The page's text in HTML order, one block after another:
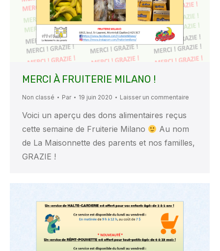
MERCI À FRUITERIE MILANO !
Non classé Par 19 juin 2020 Laisser un commentaire
Voici un aperçu des dons alimentaires reçus
cette semaine de Fruiterie Milano
Au nom
de La Maisonnette des parents et nos familles,
GRAZIE !